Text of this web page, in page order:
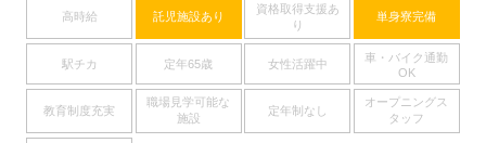
高時給 託児施設あり
資格取得支援あ
り
単身寮完備
駅チカ 定年65歳 女性活躍中
車・バイク通勤
OK
教育制度充実
職場見学可能な
施設
定年制なし
オープニングス
タッフ